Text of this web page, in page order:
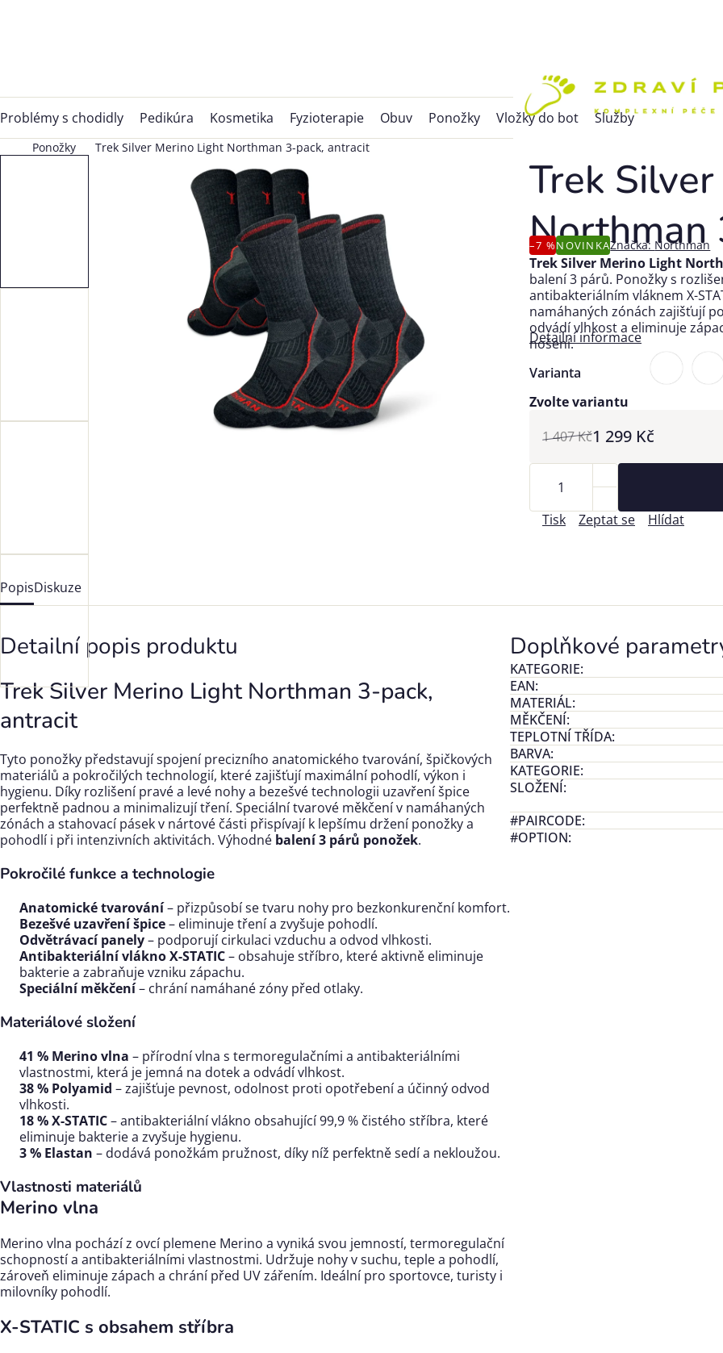
Problémy s chodidly Pedikúra Kosmetika Fyzioterapie Obuv Ponožky Vložky do bot Služby
Ponožky Trek Silver Merino Light Northman 3-pack, antracit
Trek
Northman
–7 %NOVINKAZnačka: Northman
1 407 Kč1 299 Kč
Zvolte variantu
Varianta
Trek Silver Merino Light
balení 3 párů. Ponožky s
antibakteriálním vláknem X-
namáhaných zónách zajišťují
odvádí vlhkost a eliminuje
nošení.
Detailní informace
Tisk Zeptat se Hlídat
PopisDiskuze
Detailní popis produktu
Trek Silver Merino Light Northman 3-pack,
antracit
Tyto ponožky představují spojení precizního anatomického tvarování, špičkových
materiálů a pokročilých technologií, které zajišťují maximální pohodlí, výkon i
hygienu. Díky rozlišení pravé a levé nohy a bezešvé technologii uzavření špice
perfektně padnou a minimalizují tření. Speciální tvarové měkčení v namáhaných
zónách a stahovací pásek v nártové části přispívají k lepšímu držení ponožky a
pohodlí i při intenzivních aktivitách. Výhodné balení 3 párů ponožek.
Pokročilé funkce a technologie
Anatomické tvarování– přizpůsobí se tvaru nohy pro bezkonkurenční komfort.
Bezešvé uzavření špice– eliminuje tření a zvyšuje pohodlí.
Odvětrávací panely– podporují cirkulaci vzduchu a odvod vlhkosti.
Antibakteriální vlákno X-STATIC– obsahuje stříbro, které aktivně eliminuje
bakterie a zabraňuje vzniku zápachu.
Speciální měkčení– chrání namáhané zóny před otlaky.
Materiálové složení
41 % Merino vlna – přírodní vlna s termoregulačními a antibakteriálními
vlastnostmi, která je jemná na dotek a odvádí vlhkost.
38 % Polyamid – zajišťuje pevnost, odolnost proti opotřebení a účinný odvod
vlhkosti.
18 % X-STATIC– antibakteriální vlákno obsahující 99,9 % čistého stříbra, které
eliminuje bakterie a zvyšuje hygienu.
3 % Elastan – dodává ponožkám pružnost, díky níž perfektně sedí a nekloužou.
Vlastnosti materiálů
Merino vlna
Merino vlna pochází z ovcí plemene Merino a vyniká svou jemností, termoregulační
schopností a antibakteriálními vlastnostmi. Udržuje nohy v suchu, teple a pohodlí,
zároveň eliminuje zápach a chrání před UV zářením. Ideální pro sportovce, turisty i
milovníky pohodlí.
X-STATIC s obsahem stříbra
Doplňkové
KATEGORIE:
EAN:
MATERIÁL:
MĚKČENÍ:
TEPLOTNÍ TŘÍDA:
BARVA:
KATEGORIE:
SLOŽENÍ:
#PAIRCODE:
#OPTION: